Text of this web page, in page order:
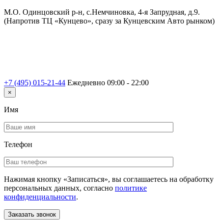
М.О. Одинцовский р-н, с.Немчиновка, 4-я Запрудная, д.9.
(Напротив ТЦ «Кунцево», сразу за Кунцевским Авто рынком)
+7 (495) 015-21-44 Ежедневно 09:00 - 22:00
×
Имя
Телефон
Нажимая кнопку «Записаться», вы соглашаетесь на обработку
персональных данных, согласно политике
конфиденциальности.